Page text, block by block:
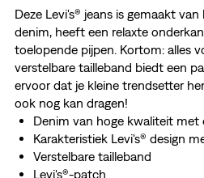
Deze Levi's® jeans is gemaakt
denim, heeft een relaxte
toelopende pijpen. Kortom: alles
verstelbare tailleband biedt een
ervoor dat je kleine trendsetter
ook nog kan dragen!
Denim van hoge kwaliteit met
Karakteristiek Levi's® design
Verstelbare tailleband
Levi's®-patch